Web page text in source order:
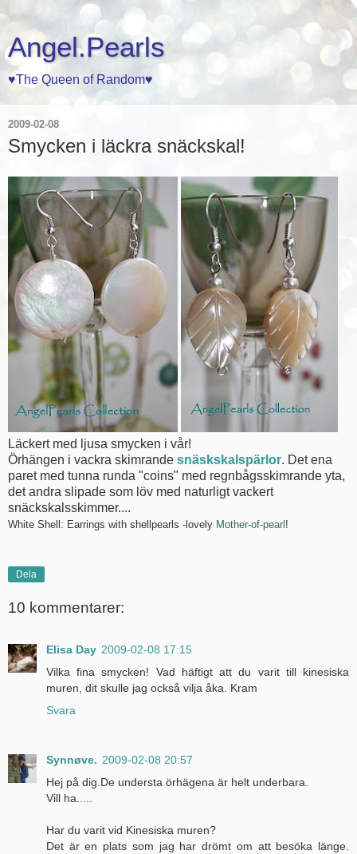
Angel.Pearls
♥The Queen of Random♥
2009-02-08
Smycken i läckra snäckskal!
Läckert med ljusa smycken i vår!
Örhängen i vackra skimrande snäskskalspärlor. Det ena
paret med tunna runda "coins" med regnbågsskimrande yta,
det andra slipade som löv med naturligt vackert
snäckskalsskimmer....
White Shell: Earrings with shellpearls -lovely Mother-of-pearl !
Dela
10 kommentarer:
Elisa Day 2009-02-08 17:15
Vilka fina smycken! Vad häftigt att du varit till kinesiska
muren, dit skulle jag också vilja åka. Kram
Svara
Synnøve. 2009-02-08 20:57
Hej på dig.De understa örhägena är helt underbara.
Vill ha.....
Har du varit vid Kinesiska muren?
Det är en plats som jag har drömt om att besöka länge.